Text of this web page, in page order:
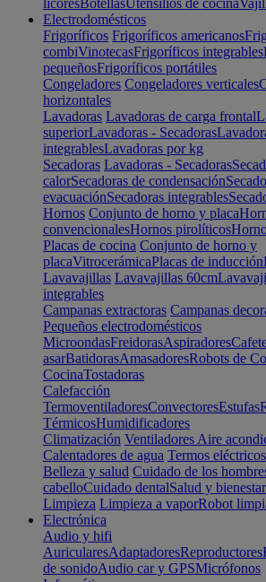
licoresBotellasUtensilios de cocina
Electrodomésticos
Frigoríficos Frigoríficos americanos
combiVinotecasFrigoríficos integrables
pequeñosFrigoríficos portátiles
Congeladores Congeladores verticales
horizontales
Lavadoras Lavadoras de carga frontal
superiorLavadoras - Secadoras
integrablesLavadoras por kg
Secadoras Lavadoras - Secadoras
calorSecadoras de condensación
evacuaciónSecadoras integrables
Hornos Conjunto de horno y placa
convencionalesHornos pirolíticos
Placas de cocina Conjunto de horno y
placaVitrocerámicaPlacas de inducción
Lavavajillas Lavavajillas 60cm
integrables
Campanas extractoras Campanas
Pequeños electrodomésticos
MicroondasFreidorasAspiradores
asarBatidorasAmasadoresRobots de
CocinaTostadoras
Calefacción
TermoventiladoresConvectoresEstufas
TérmicosHumidificadores
Climatización Ventiladores Aire
Calentadores de agua Termos eléctricos
Belleza y salud Cuidado de los
cabelloCuidado dentalSalud y bienestar
Limpieza Limpieza a vaporRobot
Electrónica
Audio y hifi
AuricularesAdaptadoresReproductores
de sonidoAudio car y GPSMicrófonos